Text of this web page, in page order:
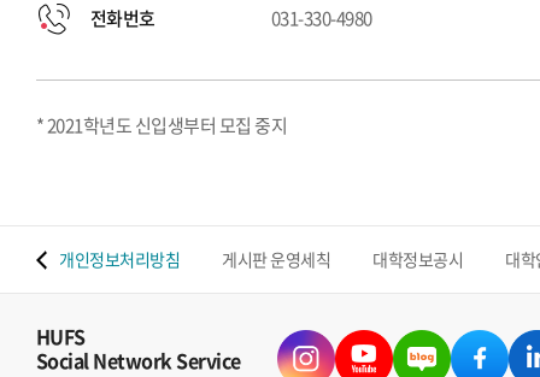
전화번호 031-330-4980
* 2021학년도 신입생부터 모집 중지
개인정보처리방침 게시판 운영세칙 대학정보공시 대
HUFS
Social Network Service